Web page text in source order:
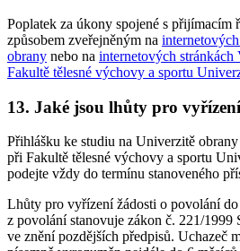
Poplatek za úkony spojené s přijímacím
způsobem zveřejněným na
obrany nebo na internetových stránkách
Fakultě tělesné výchovy a sportu
13. Jaké jsou lhůty pro vyřízení
Přihlášku ke studiu na Univerzitě
při Fakultě tělesné výchovy a sportu
podejte vždy do termínu stanoveného
Lhůty pro vyřízení žádosti o povolání
z povolání stanovuje zákon č. 221/1999
ve znění pozdějších předpisů. Uchazeč